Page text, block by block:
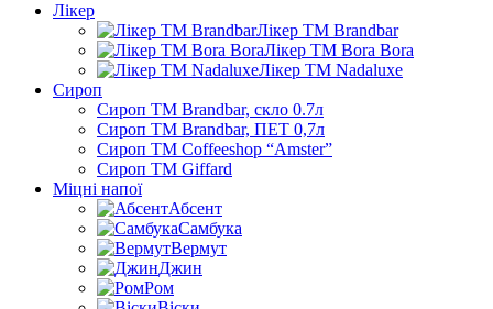
Лікер
Лікер ТМ Brandbar
Лікер ТМ Bora Bora
Лікер ТМ Nadaluxe
Сироп
Сироп TM Brandbar, скло 0.7л
Сироп TM Brandbar, ПЕТ 0,7л
Сироп TM Coffeeshop “Amster”
Сироп TM Giffard
Міцні напої
Абсент
Самбука
Вермут
Джин
Ром